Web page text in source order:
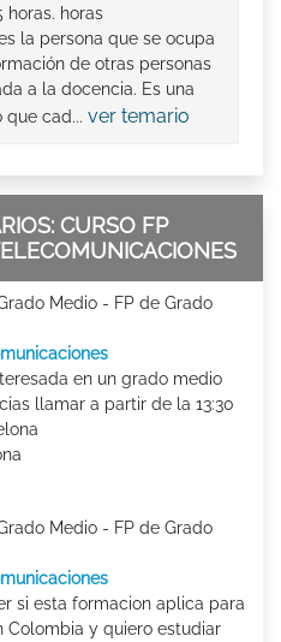
horas. horas
la persona que se ocupa
de otras personas
a la docencia. Es una
que cad... ver temario
CURSO FP
Medio - FP de Grado
en un grado medio
llamar a partir de la 13:30
Medio - FP de Grado
si esta formacion aplica para
Colombia y quiero estudiar